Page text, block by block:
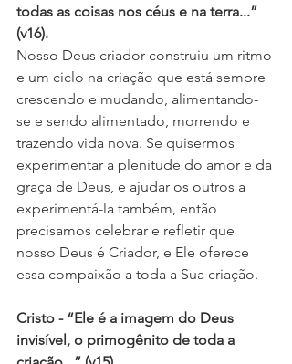
todas as coisas nos céus e na terra...”
(v16).
Nosso Deus criador construiu um ritmo
e um ciclo na criação que está sempre
crescendo e mudando, alimentando-
se e sendo alimentado, morrendo e
trazendo vida nova. Se quisermos
experimentar a plenitude do amor e da
graça de Deus, e ajudar os outros a
experimentá-la também, então
precisamos celebrar e refletir que
nosso Deus é Criador, e Ele oferece
essa compaixão a toda a Sua criação.
Cristo - “Ele é a imagem do Deus
invisível, o primogênito de toda a